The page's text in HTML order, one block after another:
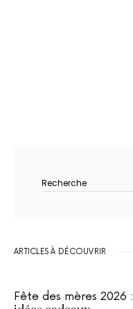
ARTICLES À DÉCOUVRIR
Fête des mères 2026